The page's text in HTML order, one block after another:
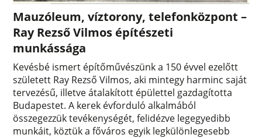
Mauzóleum, víztorony, telefonközpont –
Ray Rezső Vilmos építészeti
munkássága
Kevésbé ismert építőművészünk a 150 évvel ezelőtt
született Ray Rezső Vilmos, aki mintegy harminc saját
tervezésű, illetve átalakított épülettel gazdagította
Budapestet. A kerek évforduló alkalmából
összegezzük tevékenységét, felidézve legegyedibb
munkáit, köztük a főváros egyik legkülönlegesebb